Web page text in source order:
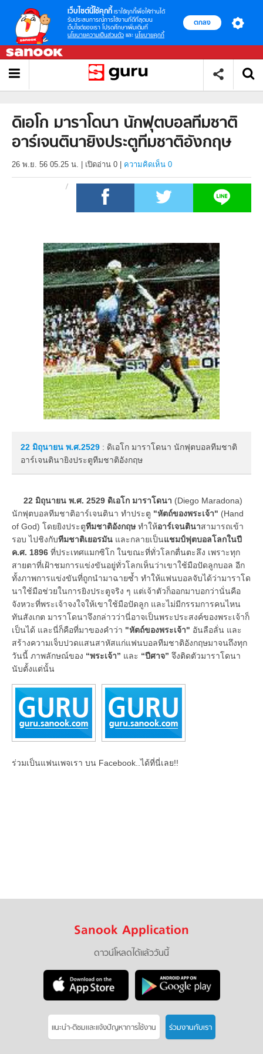
เว็บไซต์นี้ใช้คุกกี้ เราใช้คุกกี้เพื่อให้ท่านได้
รับประสบการณ์การใช้งานที่ดีที่สุดบน
เว็บไซต์ของเรา โปรดศึกษาเพิ่มเติมที่
นโยบายความเป็นส่วนตัว และ นโยบายคุกกี้
ตกลง
ดิเอโก มาราโดนา นักฟุตบอลทีมชาติ
อาร์เจนตินายิงประตูทีมชาติอังกฤษ
26 พ.ย. 56 05.25 น. เปิดอ่าน 0 ความคิดเห็น 0
22 มิถุนายน พ.ศ.2529 : ดิเอโก มาราโดนา นักฟุตบอลทีมชาติ
อาร์เจนตินายิงประตูทีมชาติอังกฤษ
22 มิถุนายน พ.ศ. 2529 ดิเอโก มาราโดนา (Diego Maradona)
นักฟุตบอลทีมชาติอาร์เจนตินา ทำประตู "หัตถ์ของพระเจ้า" (Hand
of God) โดยยิงประตูทีมชาติอังกฤษ ทำให้อาร์เจนตินาสามารถเข้า
รอบ ไปชิงกับทีมชาติเยอรมัน และกลายเป็นแชมป์ฟุตบอลโลกในปี
ค.ศ. 1896 ที่ประเทศแมกซิโก ในขณะที่ทั่วโลกตื่นตะลึง เพราะทุก
สายตาที่เฝ้าชมการแข่งขันอยู่ทั่วโลกเห็นว่าเขาใช้มือปัดลูกบอล อีก
ทั้งภาพการแข่งขันที่ถูกนำมาฉายซ้ำ ทำให้แฟนบอลจับได้ว่ามาราโด
นาใช้มือช่วยในการยิงประตูจริง ๆ แต่เจ้าตัวก็ออกมาบอกว่านั่นคือ
จังหวะที่พระเจ้าจงใจให้เขาใช้มือปัดลูก และไม่มีกรรมการคนไหน
ทันสังเกต มาราโดนาจึงกล่าวว่านี่อาจเป็นพระประสงค์ของพระเจ้าก็
เป็นได้ และนี่ก็คือที่มาของคำว่า "หัตถ์ของพระเจ้า" อันลือลั่น และ
สร้างความเจ็บปวดแสนสาหัสแก่แฟนบอลทีมชาติอังกฤษมาจนถึงทุก
วันนี้ ภาพลักษณ์ของ “พระเจ้า” และ “ปีศาจ” จึงติดตัวมาราโดนา
นับตั้งแต่นั้น
ร่วมเป็นแฟนเพจเรา บน Facebook..ได้ที่นี่เลย!!
Sanook Application
ดาวน์โหลดได้แล้ววันนี้
แนะนำ-ติชมเเละแจ้งปัญหาการใช้งาน ร่วมงานกับเรา